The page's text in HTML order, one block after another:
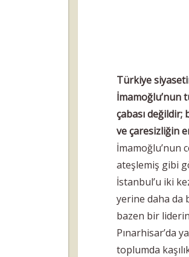
Türkiye
İmamoğlu’nun
çabası değildir;
ve çaresizliğin
İmamoğlu’nun
ateşlemiş gibi
İstanbul’u iki
yerine daha da
bazen bir
Pınarhisar’da
toplumda